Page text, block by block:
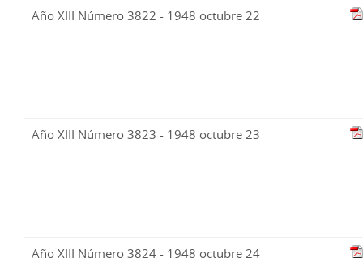
Año XIII Número 3822 - 1948 octubre 22
Año XIII Número 3823 - 1948 octubre 23
Año XIII Número 3824 - 1948 octubre 24